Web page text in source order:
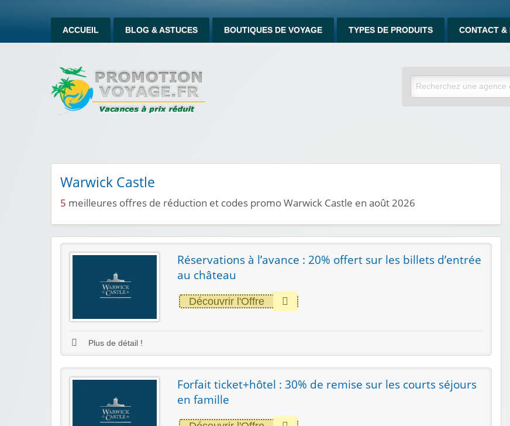
ACCUEIL BLOG & ASTUCES BOUTIQUES DE VOYAGE TYPES DE PRODUITS CONTACT &
Warwick Castle
5 meilleures offres de réduction et codes promo Warwick Castle en août 2026
Réservations à l’avance : 20% offert sur les billets d’entrée
au château
Découvrir l'Offre
Plus de détail !
Forfait ticket+hôtel : 30% de remise sur les courts séjours
en famille